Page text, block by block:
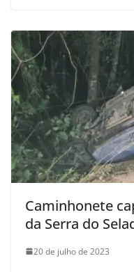
Caminhonete
da Serra do
20 de julho de 2023